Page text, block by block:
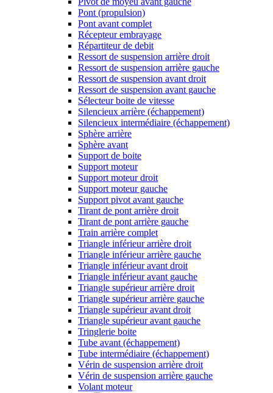
Pont (propulsion)
Pont avant complet
Récepteur embrayage
Répartiteur de debit
Ressort de suspension arrière droit
Ressort de suspension arrière gauche
Ressort de suspension avant droit
Ressort de suspension avant gauche
Sélecteur boite de vitesse
Silencieux arrière (échappement)
Silencieux intermédiaire (échappement)
Sphère arrière
Sphère avant
Support de boite
Support moteur
Support moteur droit
Support moteur gauche
Support pivot avant gauche
Tirant de pont arrière droit
Tirant de pont arrière gauche
Train arrière complet
Triangle inférieur arrière droit
Triangle inférieur arrière gauche
Triangle inférieur avant droit
Triangle inférieur avant gauche
Triangle supérieur arrière droit
Triangle supérieur arrière gauche
Triangle supérieur avant droit
Triangle supérieur avant gauche
Tringlerie boite
Tube avant (échappement)
Tube intermédiaire (échappement)
Vérin de suspension arrière droit
Vérin de suspension arrière gauche
Volant moteur